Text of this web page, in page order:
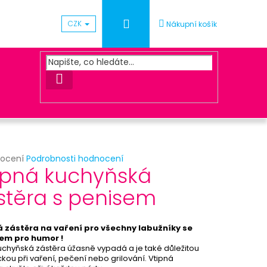
CZK PřihlášeníNákupní košík
HLEDAT
Podrobnosti hodnocení
kuchyňská
s penisem
zástěra na vaření pro všechny labužníky se
pro humor !
zástěra úžasně vypadá a je také důležitou
při vaření, pečení nebo grilování. Vtipná
ZLATÁ